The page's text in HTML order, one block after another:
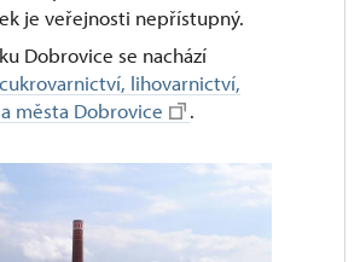
je veřejnosti nepřístupný.
Dobrovice se nachází
lihovarnictví,
města Dobrovice
.